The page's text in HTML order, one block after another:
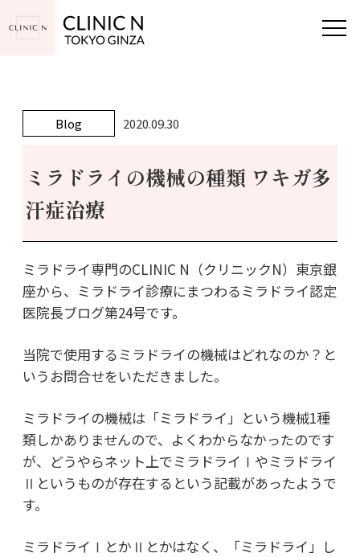
Blog 2020.09.30
ミラドライの機械の種類 ワキガ多
汗症治療
ミラドライ専門のCLINIC N（クリニックN）東京銀
座から、ミラドライ診療にまつわるミラドライ認定
医院長ブログ第24号です。
当院で使用するミラドライの機械はどれなのか？と
いうお問合せをいただきました。
ミラドライの機械は「ミラドライ」という機械1種
類しかありませんので、よくわからなかったのです
が、どうやらネット上でミラドライⅠやミラドライ
Ⅱというものが存在するという記載があったようで
す。
ミラドライⅠとかⅡとかはなく、「ミラドライ」し